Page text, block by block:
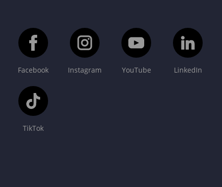
Facebook Instagram YouTube LinkedIn
TikTok